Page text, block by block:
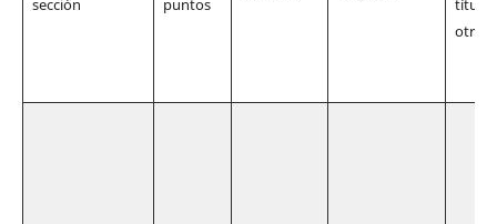
sección
puntos
título
otros